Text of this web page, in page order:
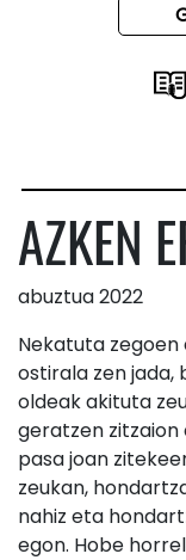
AZKEN
abuztua 2022
Nekatuta
ostirala zen
oldeak akituta
geratzen
pasa joan
zeukan,
nahiz eta
egon. Hobe